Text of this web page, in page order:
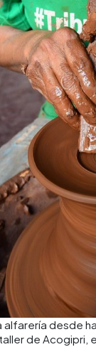
alfarería desde
de Acogipri,